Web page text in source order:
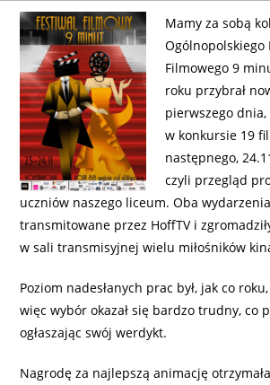
Mamy za sobą
Ogólnopolskiego
Filmowego 9
roku przybrał
pierwszego dnia,
w konkursie 19
następnego,
czyli przegląd
uczniów naszego liceum.Oba
transmitowane przez HoffTV i
w sali transmisyjnej wielu miłośników
Poziom nadesłanych prac był, jak co
więc wybór okazał się bardzo trudny, co
ogłaszając swój werdykt.
Nagrodę za najlepszą animację